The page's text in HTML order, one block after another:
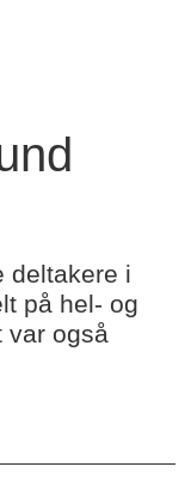
deltakere i
på hel- og
var også